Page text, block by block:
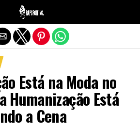
Está na Moda no
Humanização Está
a Cena
da versão mobile